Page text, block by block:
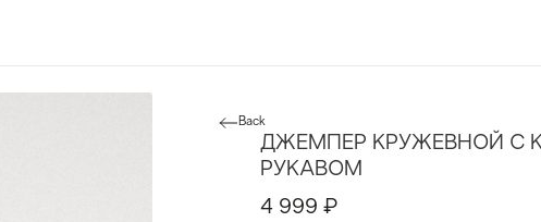
Back
ДЖЕМПЕР КРУЖЕВНОЙ С
РУКАВОМ
4 999 ₽